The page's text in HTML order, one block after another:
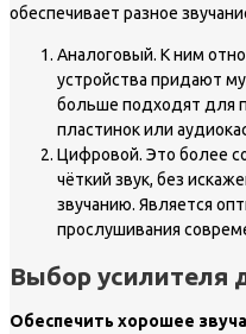
обеспечивает разное
Аналоговый. К ним
устройства придают
больше подходят для
пластинок или
Цифровой. Это более
чёткий звук, без
звучанию. Является
прослушивания
Выбор усилителя
Обеспечить хорошее